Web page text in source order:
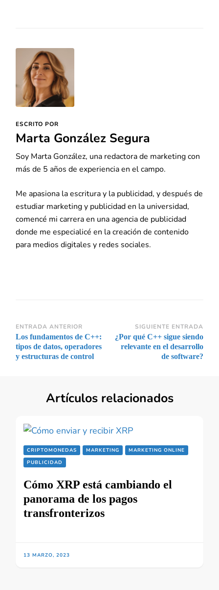
ESCRITO POR
Marta González Segura
Soy Marta González, una redactora de marketing con
más de 5 años de experiencia en el campo.
Me apasiona la escritura y la publicidad, y después de
estudiar marketing y publicidad en la universidad,
comencé mi carrera en una agencia de publicidad
donde me especialicé en la creación de contenido
para medios digitales y redes sociales.
Navegación
de
entradas
ENTRADA ANTERIOR
Los fundamentos de C++:
tipos de datos, operadores
y estructuras de control
SIGUIENTE ENTRADA
¿Por qué C++ sigue siendo
relevante en el desarrollo
de software?
Artículos relacionados
CRIPTOMONEDAS MARKETING
MARKETING ONLINE
PUBLICIDAD
Cómo XRP está cambiando el
panorama de los pagos
transfronterizos
13 MARZO, 2023